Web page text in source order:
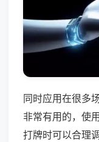
同时应用在很多
非常有用的，使
打牌时可以合理